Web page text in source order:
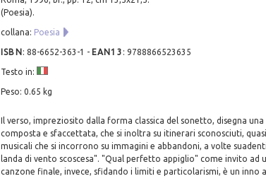
(Poesia).
collana: Poesia
ISBN : 88-6652-363-1 - EAN13 : 9788866523635
Testo in:
Peso: 0.65 kg
Il verso, impreziosito dalla forma classica del sonetto, disegna
composta e sfaccettata, che si inoltra su itinerari sconosciuti,
musicali che si incorrono su immagini e abbandoni, a volte
landa di vento scoscesa". "Qual perfetto appiglio" come invito ad
canzone finale, invece, sfidando i limiti e particolarismi, è un inno